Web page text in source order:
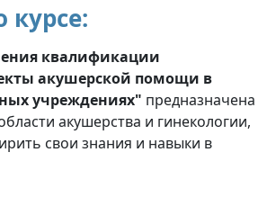
курсе:
квалификации
акушерской помощи в
учреждениях" предназначена
акушерства и гинекологии,
свои знания и навыки в